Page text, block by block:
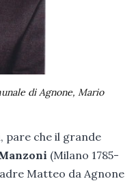
di Agnone, Mario
pare che il grande
(Milano 1785-
Matteo da Agnone